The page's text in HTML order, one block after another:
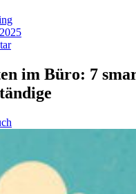
im Büro: 7